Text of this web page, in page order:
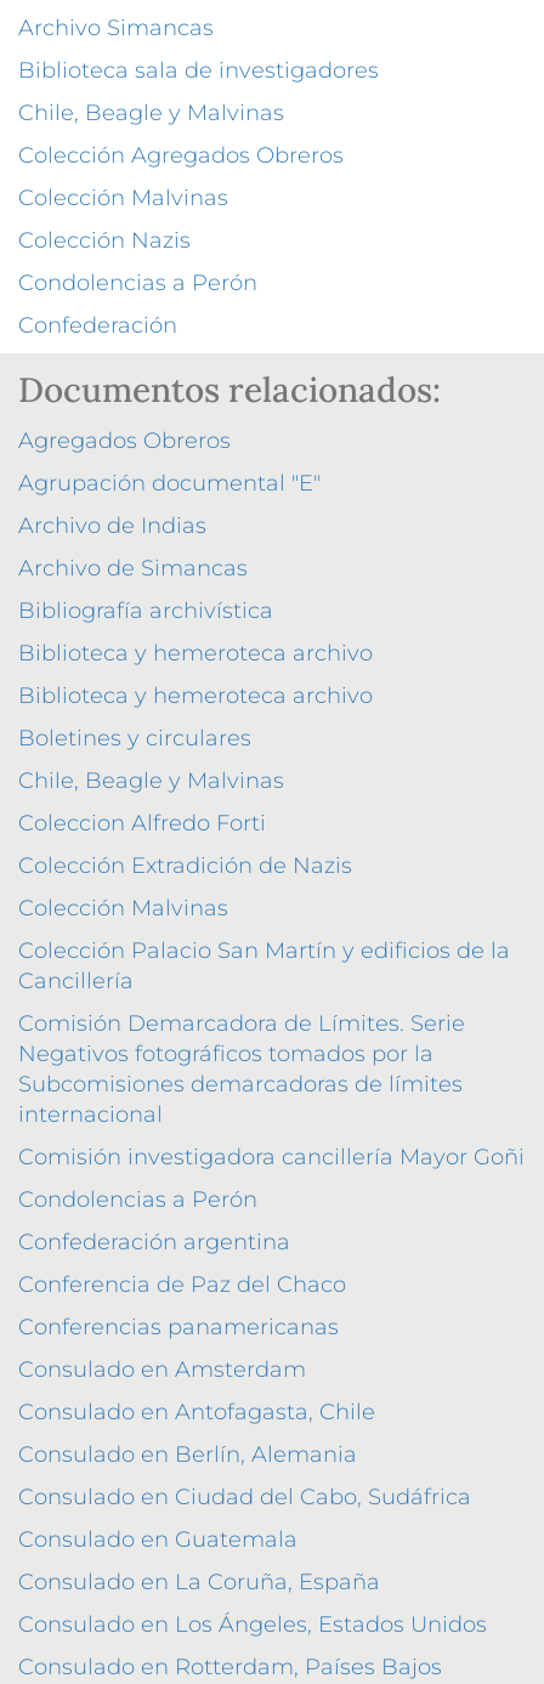
Archivo Simancas
Biblioteca sala de investigadores
Chile, Beagle y Malvinas
Colección Agregados Obreros
Colección Malvinas
Colección Nazis
Condolencias a Perón
Confederación
Documentos relacionados:
Agregados Obreros
Agrupación documental "E"
Archivo de Indias
Archivo de Simancas
Bibliografía archivística
Biblioteca y hemeroteca archivo
Biblioteca y hemeroteca archivo
Boletines y circulares
Chile, Beagle y Malvinas
Coleccion Alfredo Forti
Colección Extradición de Nazis
Colección Malvinas
Colección Palacio San Martín y edificios de la
Cancillería
Comisión Demarcadora de Límites. Serie
Negativos fotográficos tomados por la
Subcomisiones demarcadoras de límites
internacional
Comisión investigadora cancillería Mayor Goñi
Condolencias a Perón
Confederación argentina
Conferencia de Paz del Chaco
Conferencias panamericanas
Consulado en Amsterdam
Consulado en Antofagasta, Chile
Consulado en Berlín, Alemania
Consulado en Ciudad del Cabo, Sudáfrica
Consulado en Guatemala
Consulado en La Coruña, España
Consulado en Los Ángeles, Estados Unidos
Consulado en Rotterdam, Países Bajos